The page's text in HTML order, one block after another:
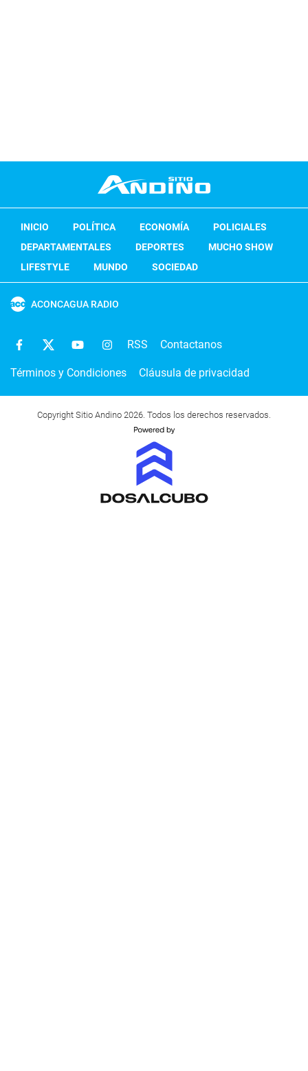
INICIO POLÍTICA ECONOMÍA
POLICIALES
DEPARTAMENTALES
DEPORTES
MUCHO SHOW
LIFESTYLE
MUNDO SOCIEDAD
ACONCAGUA RADIO
RSS Contactanos
Términos y Condiciones Cláusula de privacidad
Copyright Sitio Andino 2026. Todos los derechos reservados.